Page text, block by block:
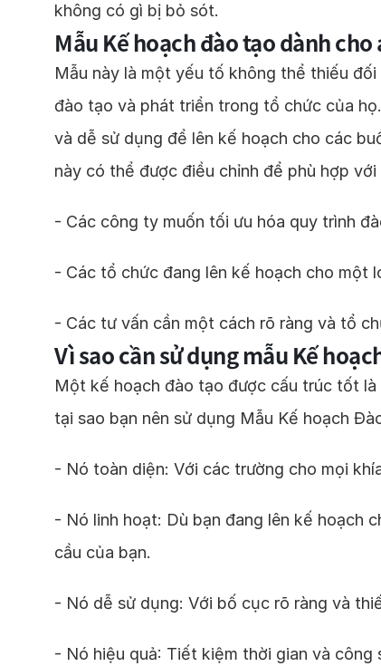
không có gì bị bỏ sót.
Mẫu Kế hoạch đào tạo dành cho
Mẫu này là một yếu tố không thể thiếu
đào tạo và phát triển trong tổ chức của
và dễ sử dụng để lên kế hoạch cho các
này có thể được điều chỉnh để phù hợp
- Các công ty muốn tối ưu hóa quy trình
- Các tổ chức đang lên kế hoạch cho một
- Các tư vấn cần một cách rõ ràng và tổ
Vì sao cần sử dụng mẫu Kế
Một kế hoạch đào tạo được cấu trúc tốt
tại sao bạn nên sử dụng Mẫu Kế hoạch
- Nó toàn diện: Với các trường cho mọi
- Nó linh hoạt: Dù bạn đang lên kế hoạch
cầu của bạn.
- Nó dễ sử dụng: Với bố cục rõ ràng và
- Nó hiệu quả: Tiết kiệm thời gian và